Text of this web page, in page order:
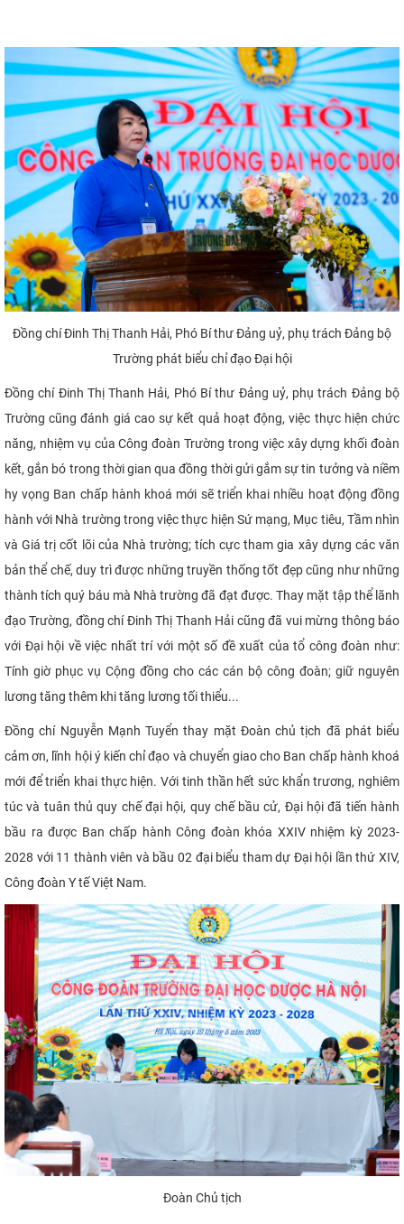
Đồng chí Đinh Thị Thanh Hải, Phó Bí thư Đảng uỷ, phụ trách Đảng bộ
Trường phát biểu chỉ đạo Đại hội
Đồng chí Đinh Thị Thanh Hải, Phó Bí thư Đảng uỷ, phụ trách Đảng bộ
Trường cũng đánh giá cao sự kết quả hoạt động, việc thực hiện chức
năng, nhiệm vụ của Công đoàn Trường trong việc xây dựng khối đoàn
kết, gắn bó trong thời gian qua đồng thời gửi gắm sự tin tưởng và niềm
hy vọng Ban chấp hành khoá mới sẽ triển khai nhiều hoạt động đồng
hành với Nhà trường trong việc thực hiện Sứ mạng, Mục tiêu, Tầm nhìn
và Giá trị cốt lõi của Nhà trường; tích cực tham gia xây dựng các văn
bản thể chế, duy trì được những truyền thống tốt đẹp cũng như những
thành tích quý báu mà Nhà trường đã đạt được. Thay mặt tập thể lãnh
đạo Trường, đồng chí Đinh Thị Thanh Hải cũng đã vui mừng thông báo
với Đại hội về việc nhất trí với một số đề xuất của tổ công đoàn như:
Tính giờ phục vụ Cộng đồng cho các cán bộ công đoàn; giữ nguyên
lương tăng thêm khi tăng lương tối thiểu...
Đồng chí Nguyễn Mạnh Tuyển thay mặt Đoàn chủ tịch đã phát biểu
cảm ơn, lĩnh hội ý kiến chỉ đạo và chuyển giao cho Ban chấp hành khoá
mới để triển khai thực hiện. Với tinh thần hết sức khẩn trương, nghiêm
túc và tuân thủ quy chế đại hội, quy chế bầu cử, Đại hội đã tiến hành
bầu ra được Ban chấp hành Công đoàn khóa XXIV nhiệm kỳ 2023-
2028 với 11 thành viên và bầu 02 đại biểu tham dự Đại hội lần thứ XIV,
Công đoàn Y tế Việt Nam.
Đoàn Chủ tịch